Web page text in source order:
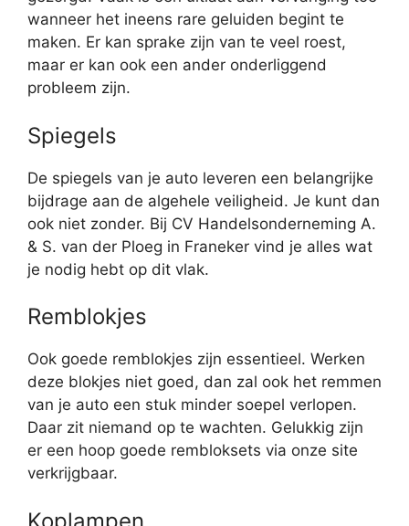
wanneer het ineens rare geluiden begint te
maken. Er kan sprake zijn van te veel roest,
maar er kan ook een ander onderliggend
probleem zijn.
Spiegels
De spiegels van je auto leveren een belangrijke
bijdrage aan de algehele veiligheid. Je kunt dan
ook niet zonder. Bij CV Handelsonderneming A.
& S. van der Ploeg in Franeker vind je alles wat
je nodig hebt op dit vlak.
Remblokjes
Ook goede remblokjes zijn essentieel. Werken
deze blokjes niet goed, dan zal ook het remmen
van je auto een stuk minder soepel verlopen.
Daar zit niemand op te wachten. Gelukkig zijn
er een hoop goede rembloksets via onze site
verkrijgbaar.